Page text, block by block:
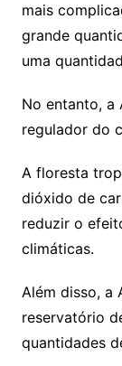
mais
grande
uma
No entanto, a
regulador do
A floresta
dióxido de
reduzir o
climáticas.
Além disso, a
reservatório
quantidades